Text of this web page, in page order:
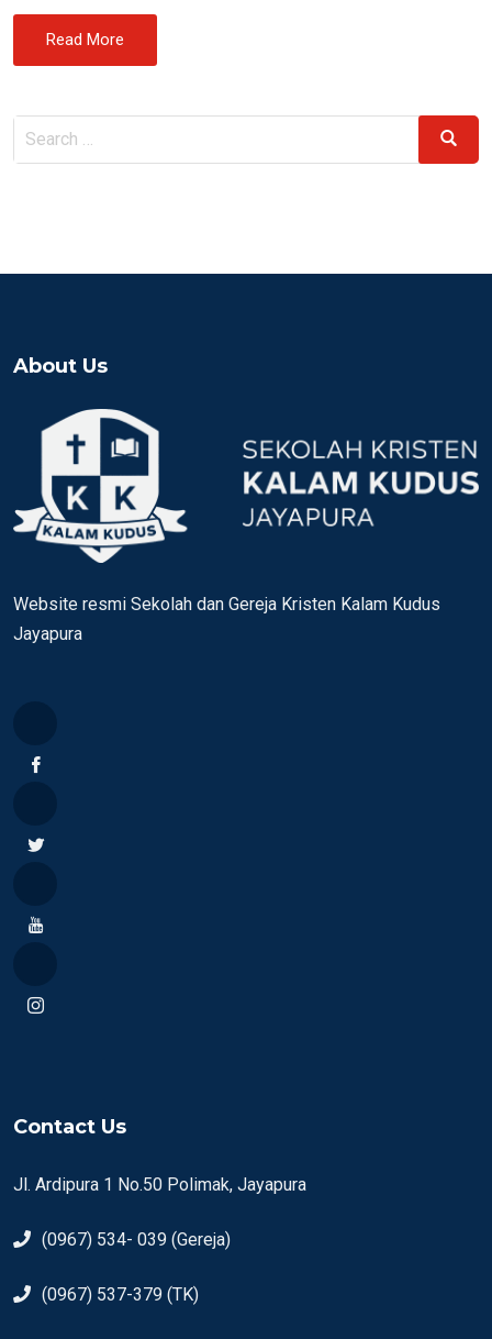
Read More
Search
Search
About Us
Website resmi Sekolah dan Gereja Kristen Kalam Kudus
Jayapura
Contact Us
Jl. Ardipura 1 No.50 Polimak, Jayapura
(0967) 534- 039 (Gereja)
(0967) 537-379 (TK)